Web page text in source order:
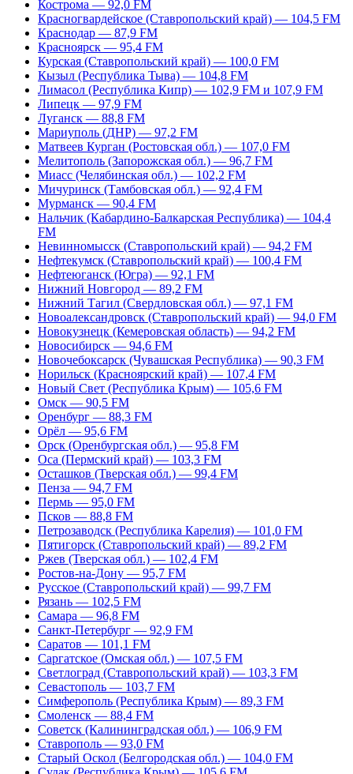
Кострома — 92,0 FM
Красногвардейское (Ставропольский край) — 104,5 FM
Краснодар — 87,9 FM
Красноярск — 95,4 FM
Курская (Ставропольский край) — 100,0 FM
Кызыл (Республика Тыва) — 104,8 FM
Лимасол (Республика Кипр) — 102,9 FM и 107,9 FM
Липецк — 97,9 FM
Луганск — 88,8 FM
Мариуполь (ДНР) — 97,2 FM
Матвеев Курган (Ростовская обл.) — 107,0 FM
Мелитополь (Запорожская обл.) — 96,7 FM
Миасс (Челябинская обл.) — 102,2 FM
Мичуринск (Тамбовская обл.) — 92,4 FM
Мурманск — 90,4 FM
Нальчик (Кабардино-Балкарская Республика) — 104,4
FM
Невинномысск (Ставропольский край) — 94,2 FM
Нефтекумск (Ставропольский край) — 100,4 FM
Нефтеюганск (Югра) — 92,1 FM
Нижний Новгород — 89,2 FM
Нижний Тагил (Свердловская обл.) — 97,1 FM
Новоалександровск (Ставропольский край) — 94,0 FM
Новокузнецк (Кемеровская область) — 94,2 FM
Новосибирск — 94,6 FM
Новочебоксарск (Чувашская Республика) — 90,3 FM
Норильск (Красноярский край) — 107,4 FM
Новый Свет (Республика Крым) — 105,6 FM
Омск — 90,5 FM
Оренбург — 88,3 FM
Орёл — 95,6 FM
Орск (Оренбургская обл.) — 95,8 FM
Оса (Пермский край) — 103,3 FM
Осташков (Тверская обл.) — 99,4 FM
Пенза — 94,7 FM
Пермь — 95,0 FM
Псков — 88,8 FM
Петрозаводск (Республика Карелия) — 101,0 FM
Пятигорск (Ставропольский край) — 89,2 FM
Ржев (Тверская обл.) — 102,4 FM
Ростов-на-Дону — 95,7 FM
Русское (Ставропольский край) — 99,7 FM
Рязань — 102,5 FM
Самара — 96,8 FM
Санкт-Петербург — 92,9 FM
Саратов — 101,1 FM
Саргатское (Омская обл.) — 107,5 FM
Светлоград (Ставропольский край) — 103,3 FM
Севастополь — 103,7 FM
Симферополь (Республика Крым) — 89,3 FM
Смоленск — 88,4 FM
Советск (Калининградская обл.) — 106,9 FM
Ставрополь — 93,0 FM
Старый Оскол (Белгородская обл.) — 104,0 FM